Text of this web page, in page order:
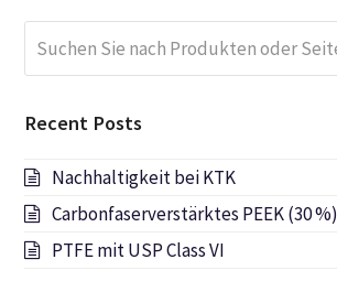
Sie
nach
oder
Recent Posts
Nachhaltigkeit bei KTK
Carbonfaserverstärktes PEEK (30 %)
PTFE mit USP Class VI